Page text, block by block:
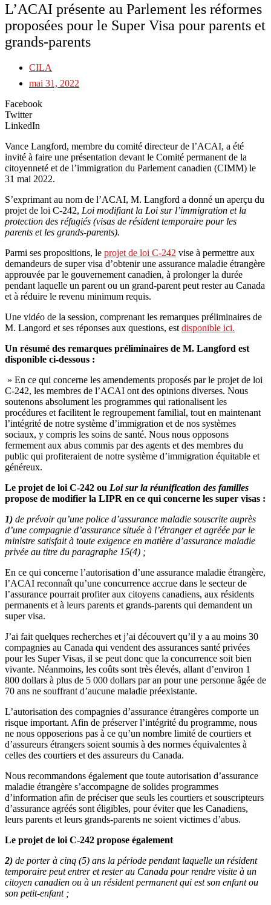
L’ACAI présente au Parlement les réformes
proposées pour le Super Visa pour parents et
grands-parents
CILA
mai 31, 2022
Facebook
Twitter
LinkedIn
Vance Langford, membre du comité directeur de l’ACAI, a été
invité à faire une présentation devant le Comité permanent de la
citoyenneté et de l’immigration du Parlement canadien (CIMM) le
31 mai 2022.
S’exprimant au nom de l’ACAI, M. Langford a donné un aperçu du
projet de loi C-242, Loi modifiant la Loi sur l’immigration et la
protection des réfugiés (visas de résident temporaire pour les
parents et les grands-parents).
Parmi ses propositions, le projet de loi C-242 vise à permettre aux
demandeurs de super visa d’obtenir une assurance maladie étrangère
approuvée par le gouvernement canadien, à prolonger la durée
pendant laquelle un parent ou un grand-parent peut rester au Canada
et à réduire le revenu minimum requis.
Une vidéo de la session, comprenant les remarques préliminaires de
M. Langord et ses réponses aux questions, est disponible ici.
Un résumé des remarques préliminaires de M. Langford est
disponible ci-dessous :
» En ce qui concerne les amendements proposés par le projet de loi
C-242, les membres de l’ACAI ont des opinions diverses. Nous
soutenons absolument les programmes qui rationalisent les
procédures et facilitent le regroupement familial, tout en maintenant
l’intégrité de notre système d’immigration et de nos systèmes
sociaux, y compris les soins de santé. Nous nous opposons
fermement aux abus commis par des agents et des membres du
public qui profiteraient de notre système d’immigration équitable et
généreux.
Le projet de loi C-242 ou Loi sur la réunification des familles
propose de modifier la LIPR en ce qui concerne les super visas :
1) de prévoir qu’une police d’assurance maladie souscrite auprès
d’une compagnie d’assurance située à l’étranger et agréée par le
ministre satisfait à toute exigence en matière d’assurance maladie
privée au titre du paragraphe 15(4) ;
En ce qui concerne l’autorisation d’une assurance maladie étrangère,
l’ACAI reconnaît qu’une concurrence accrue dans le secteur de
l’assurance pourrait profiter aux citoyens canadiens, aux résidents
permanents et à leurs parents et grands-parents qui demandent un
super visa.
J’ai fait quelques recherches et j’ai découvert qu’il y a au moins 30
compagnies au Canada qui vendent des assurances santé privées
pour les Super Visas, il se peut donc que la concurrence soit bien
vivante. Néanmoins, les coûts sont très élevés, allant d’environ 1
800 dollars à plus de 5 000 dollars par an pour une personne âgée de
70 ans ne souffrant d’aucune maladie préexistante.
L’autorisation des compagnies d’assurance étrangères comporte un
risque important. Afin de préserver l’intégrité du programme, nous
ne nous opposerions pas à ce qu’un nombre limité de courtiers et
d’assureurs étrangers soient soumis à des normes équivalentes à
celles des courtiers et des assureurs du Canada.
Nous recommandons également que toute autorisation d’assurance
maladie étrangère s’accompagne de solides programmes
d’information afin de préciser que seuls les courtiers et souscripteurs
d’assurance agréés sont éligibles, pour éviter que les Canadiens,
leurs parents et leurs grands-parents ne soient victimes d’abus.
Le projet de loi C-242 propose également
2) de porter à cinq (5) ans la période pendant laquelle un résident
temporaire peut entrer et rester au Canada pour rendre visite à un
citoyen canadien ou à un résident permanent qui est son enfant ou
son petit-enfant ;